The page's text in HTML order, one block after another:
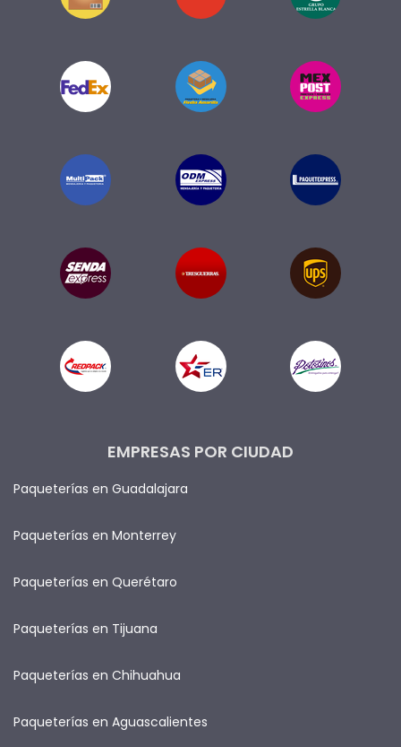
EMPRESAS POR CIUDAD
Paqueterías en Guadalajara
Paqueterías en Monterrey
Paqueterías en Querétaro
Paqueterías en Tijuana
Paqueterías en Chihuahua
Paqueterías en Aguascalientes